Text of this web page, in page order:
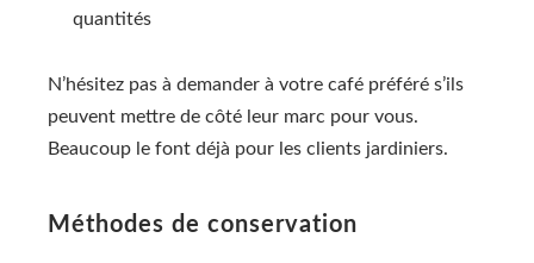
quantités
N’hésitez pas à demander à votre café préféré s’ils
peuvent mettre de côté leur marc pour vous.
Beaucoup le font déjà pour les clients jardiniers.
Méthodes de conservation